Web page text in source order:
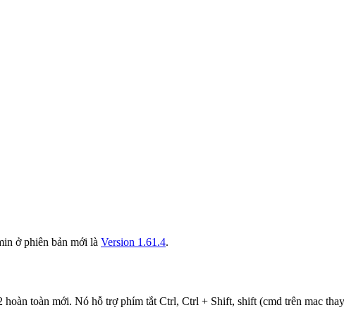
ở phiên bản mới là Version 1.61.4.
hoàn toàn mới. Nó hỗ trợ phím tắt Ctrl, Ctrl + Shift, shift (cmd trên mac